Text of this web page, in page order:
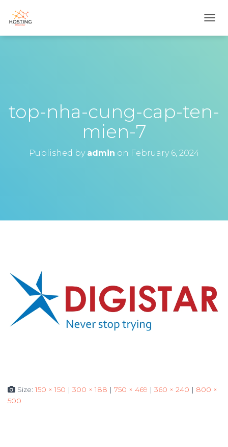
O
I
top-nha-cung-cap-ten-
mien-7
Published by admin on February 6, 2024
Size:150 × 150 | 300 × 188 | 750 × 469 | 360 × 240 | 800 ×
500